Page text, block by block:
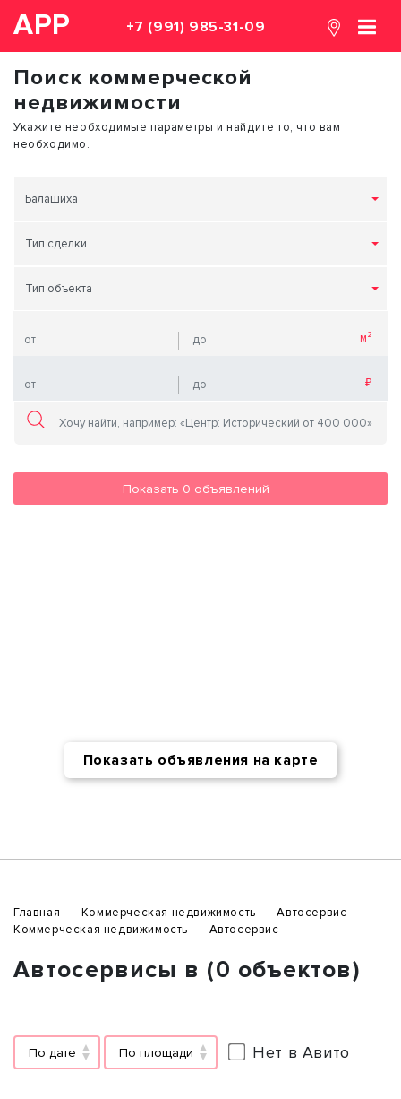
АРР +7 (991) 985-31-09
Поиск коммерческой
недвижимости
Укажите необходимые параметры и найдите то, что вам
необходимо.
Балашиха
Тип сделки
Тип объекта
Показать 0 объявлений
Показать объявления на карте
Главная Коммерческая недвижимость
Автосервис
Коммерческая недвижимость
Автосервис
Автосервисы в (0 объектов)
По дате По площади Нет в Авито